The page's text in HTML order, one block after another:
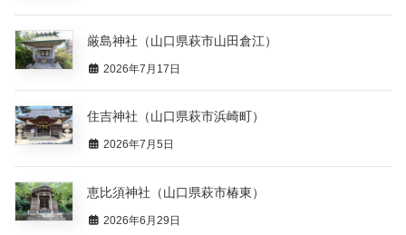
厳島神社（山口県萩市山田倉江）
2026年7月17日
住吉神社（山口県萩市浜崎町）
2026年7月5日
恵比須神社（山口県萩市椿東）
2026年6月29日